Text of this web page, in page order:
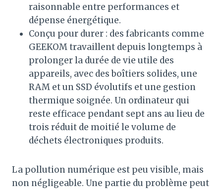
raisonnable entre performances et
dépense énergétique.
Conçu pour durer : des fabricants comme
GEEKOM travaillent depuis longtemps à
prolonger la durée de vie utile des
appareils, avec des boîtiers solides, une
RAM et un SSD évolutifs et une gestion
thermique soignée. Un ordinateur qui
reste efficace pendant sept ans au lieu de
trois réduit de moitié le volume de
déchets électroniques produits.
La pollution numérique est peu visible, mais
non négligeable. Une partie du problème peut